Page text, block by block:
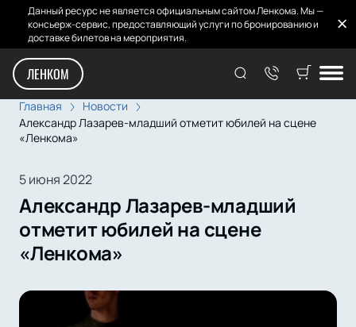
Данный ресурс не является официальным сайтом Ленкома. Мы —
консьерж-сервис, предоставляющий услуги по бронированию и
доставке билетов на мероприятия.
ЛЕНКОМ
Главная
Новости
Александр Лазарев-младший отметит юбилей на сцене
«Ленкома»
5 июня 2022
Александр Лазарев-младший
отметит юбилей на сцене
«Ленкома»